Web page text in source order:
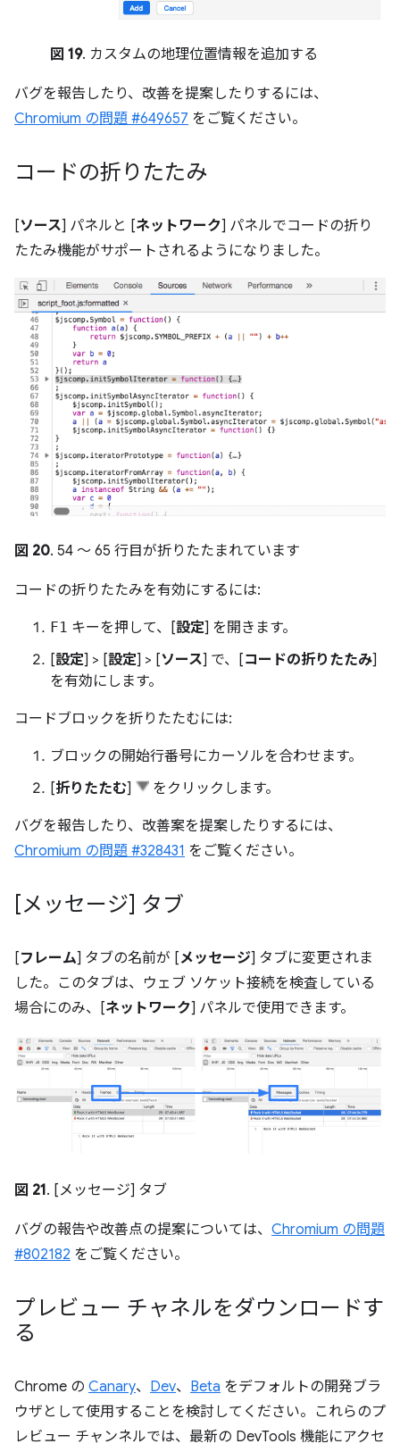
図 19. カスタムの地理位置情報を追加する
バグを報告したり、改善を提案したりするには、
Chromium の問題 #649657 をご覧ください。
コードの折りたたみ
[ソース] パネルと [ネットワーク] パネルでコードの折り
たたみ機能がサポートされるようになりました。
図 20. 54 ～ 65 行目が折りたたまれています
コードの折りたたみを有効にするには:
F1 キーを押して、[設定] を開きます。
[設定] > [設定] > [ソース] で、[コードの折りたたみ]
を有効にします。
コードブロックを折りたたむには:
ブロックの開始行番号にカーソルを合わせます。
[折りたたむ] をクリックします。
バグを報告したり、改善案を提案したりするには、
Chromium の問題 #328431 をご覧ください。
[メッセージ] タブ
[フレーム] タブの名前が [メッセージ] タブに変更されま
した。このタブは、ウェブ ソケット接続を検査している
場合にのみ、[ネットワーク] パネルで使用できます。
図 21. [メッセージ] タブ
バグの報告や改善点の提案については、 Chromium の問題
#802182 をご覧ください。
プレビュー チャネルをダウンロードす
る
Chrome の Canary、 Dev、 Beta をデフォルトの開発ブラ
ウザとして使用することを検討してください。これらのプ
レビュー チャンネルでは、最新の DevTools 機能にアクセ